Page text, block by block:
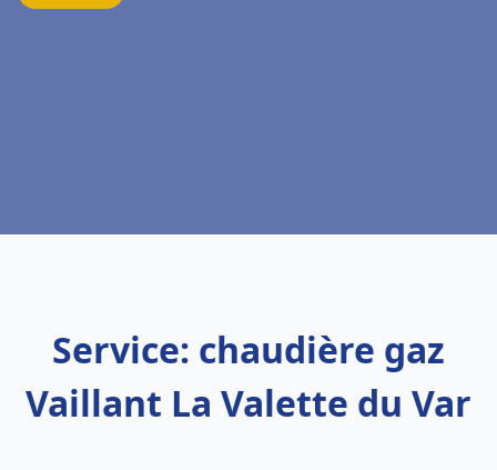
Service: chaudière gaz
Vaillant La Valette du Var